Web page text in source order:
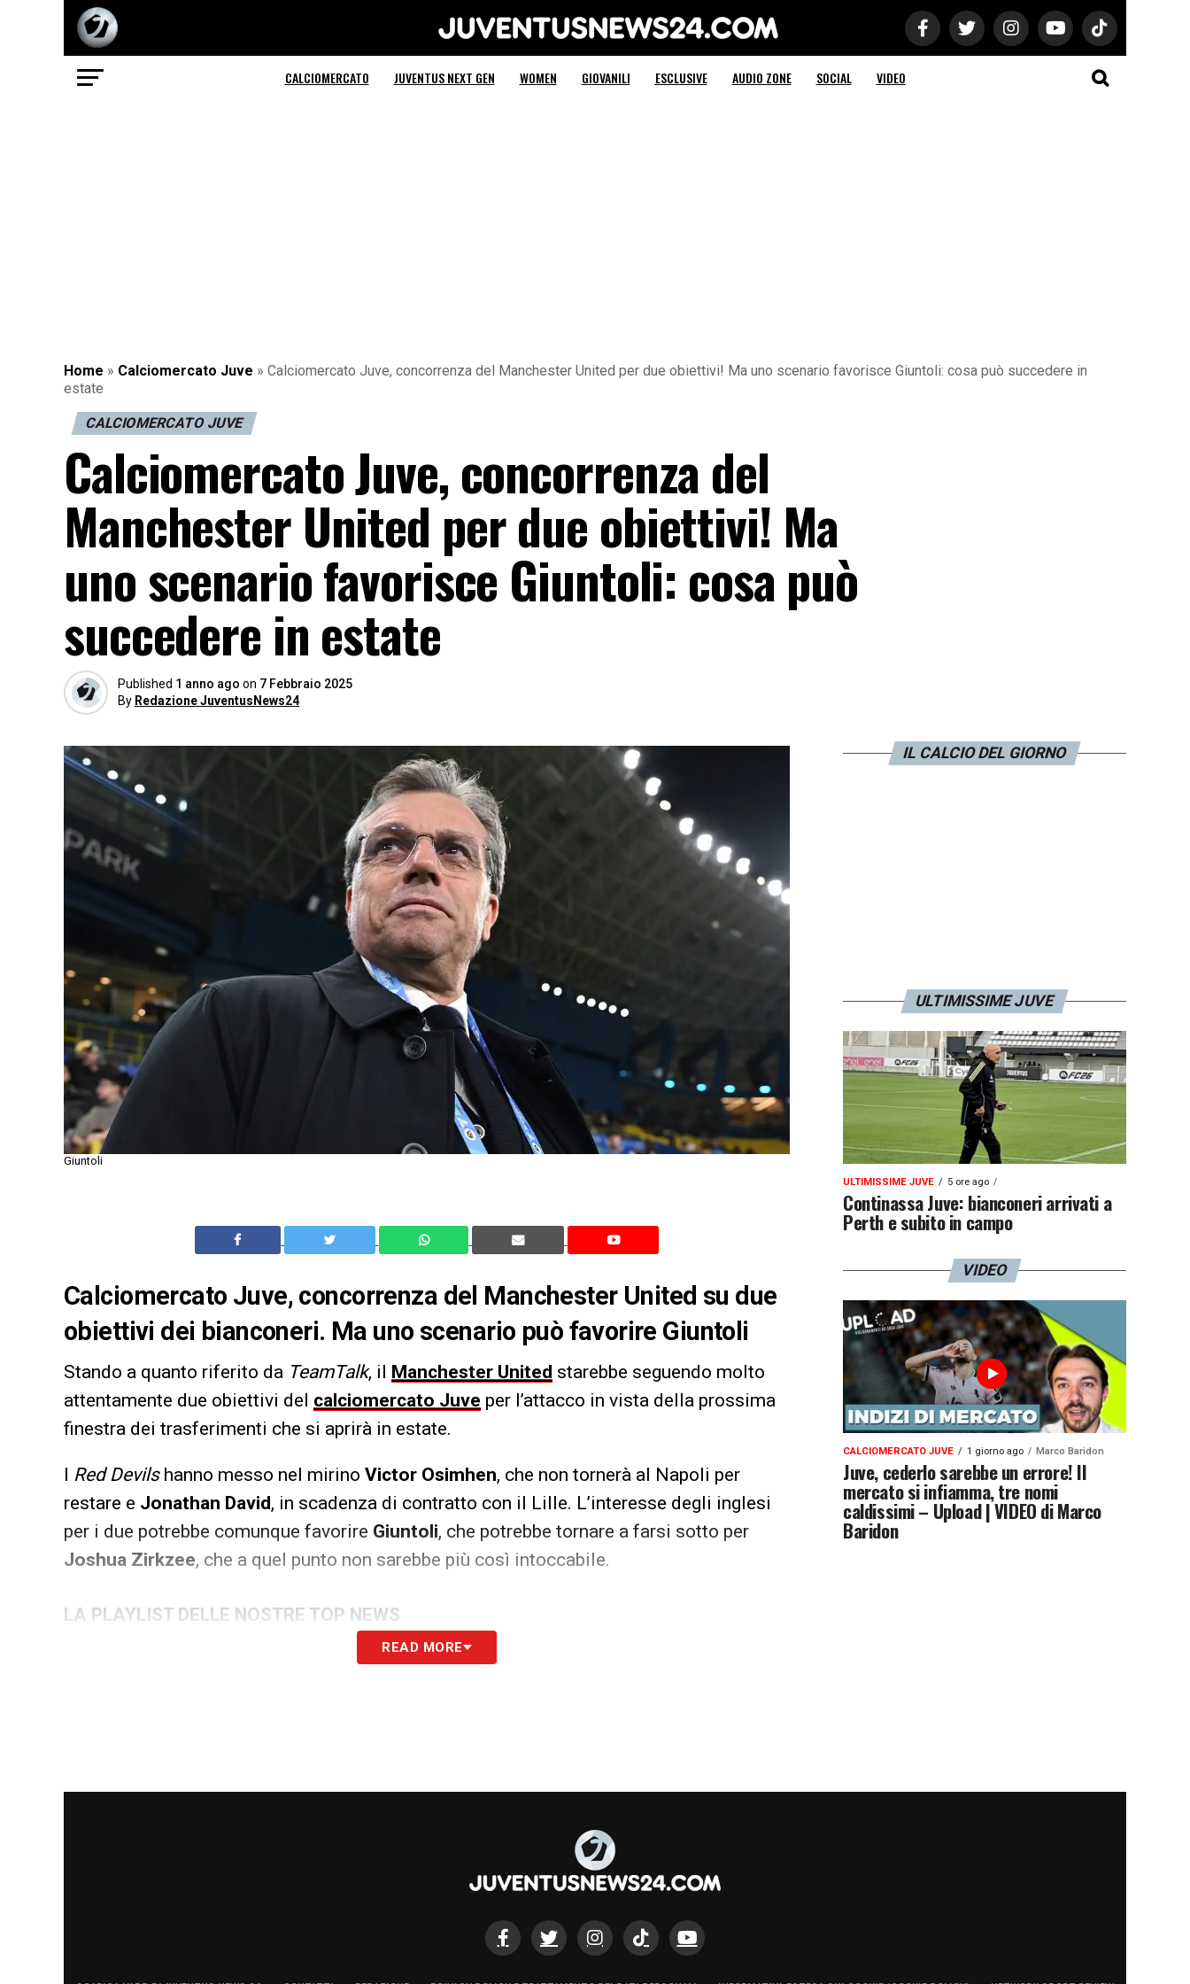
Juventus News 24
CALCIOMERCATO JUVENTUS NEXT GEN WOMEN GIOVANILI ESCLUSIVE AUDIO ZONE SOCIAL VIDEO
Home » Calciomercato Juve » Calciomercato Juve, concorrenza del Manchester United per due obiettivi! Ma uno scenario favorisce Giuntoli: cosa può succedere in
estate
CALCIOMERCATO JUVE
Calciomercato Juve, concorrenza del
Manchester United per due obiettivi! Ma
uno scenario favorisce Giuntoli: cosa può
succedere in estate
Published 1 anno ago on 7 Febbraio 2025
By Redazione JuventusNews24
Giuntoli
Calciomercato Juve, concorrenza del Manchester United su due
obiettivi dei bianconeri. Ma uno scenario può favorire Giuntoli
Stando a quanto riferito da TeamTalk, il Manchester United starebbe seguendo molto
attentamente due obiettivi del calciomercato Juve per l’attacco in vista della prossima
finestra dei trasferimenti che si aprirà in estate.
I Red Devilshanno messo nel mirino Victor Osimhen, che non tornerà al Napoli per
restare e Jonathan David, in scadenza di contratto con il Lille. L’interesse degli inglesi
per i due potrebbe comunque favorire Giuntoli, che potrebbe tornare a farsi sotto per
Joshua Zirkzee, che a quel punto non sarebbe più così intoccabile.
LA PLAYLIST DELLE NOSTRE TOP NEWS
READ MORE
IL CALCIO DEL GIORNO
ULTIMISSIME JUVE
ULTIMISSIME JUVE 5 ore ago
Continassa Juve: bianconeri arrivati a
Perth e subito in campo
VIDEO
CALCIOMERCATO JUVE 1 giorno ago Marco Baridon
Juve, cederlo sarebbe un errore! Il
mercato si infiamma, tre nomi
caldissimi – Upload | VIDEO di Marco
Baridon